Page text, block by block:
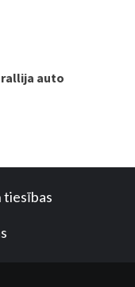
rallija auto
tiesības